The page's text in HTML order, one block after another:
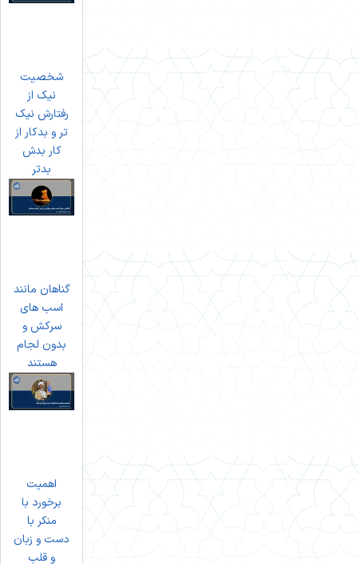
شخصیت
نیک از
رفتارش نیک
تر و بدکار از
کار بدش
بدتر
گناهان مانند
اسب های
سرکش و
بدون لجام
هستند
اهمیت
برخورد با
منکر با
دست و زبان
و قلب